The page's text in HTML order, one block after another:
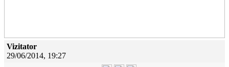
Vizitator
29/06/2014, 19:27